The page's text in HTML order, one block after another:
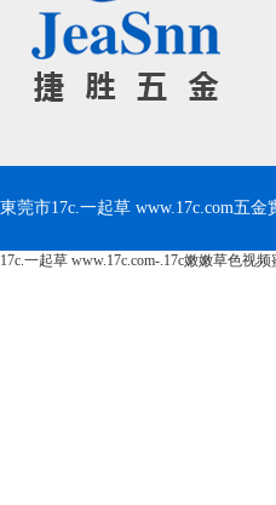
東莞市17c.一起草 www.17c.com五
17c.一起草 www.17c.com-.17c嫩嫩草色视